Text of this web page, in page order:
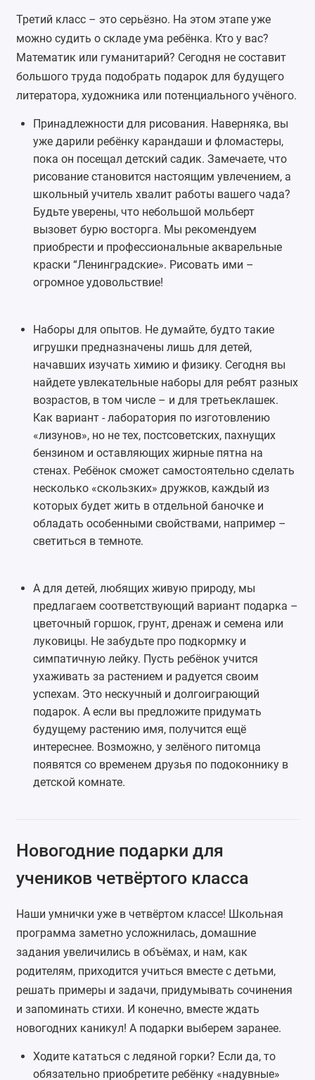
Третий класс – это серьёзно. На этом этапе уже
можно судить о складе ума ребёнка. Кто у вас?
Математик или гуманитарий? Сегодня не составит
большого труда подобрать подарок для будущего
литератора, художника или потенциального учёного.
Принадлежности для рисования. Наверняка, вы
уже дарили ребёнку карандаши и фломастеры,
пока он посещал детский садик. Замечаете, что
рисование становится настоящим увлечением, а
школьный учитель хвалит работы вашего чада?
Будьте уверены, что небольшой мольберт
вызовет бурю восторга. Мы рекомендуем
приобрести и профессиональные акварельные
краски “Ленинградские». Рисовать ими –
огромное удовольствие!
Наборы для опытов. Не думайте, будто такие
игрушки предназначены лишь для детей,
начавших изучать химию и физику. Сегодня вы
найдете увлекательные наборы для ребят разных
возрастов, в том числе – и для третьеклашек.
Как вариант - лаборатория по изготовлению
«лизунов», но не тех, постсоветских, пахнущих
бензином и оставляющих жирные пятна на
стенах. Ребёнок сможет самостоятельно сделать
несколько «скользких» дружков, каждый из
которых будет жить в отдельной баночке и
обладать особенными свойствами, например –
светиться в темноте.
А для детей, любящих живую природу, мы
предлагаем соответствующий вариант подарка –
цветочный горшок, грунт, дренаж и семена или
луковицы. Не забудьте про подкормку и
симпатичную лейку. Пусть ребёнок учится
ухаживать за растением и радуется своим
успехам. Это нескучный и долгоиграющий
подарок. А если вы предложите придумать
будущему растению имя, получится ещё
интереснее. Возможно, у зелёного питомца
появятся со временем друзья по подоконнику в
детской комнате.
Новогодние подарки для
учеников четвёртого класса
Наши умнички уже в четвёртом классе! Школьная
программа заметно усложнилась, домашние
задания увеличились в объёмах, и нам, как
родителям, приходится учиться вместе с детьми,
решать примеры и задачи, придумывать сочинения
и запоминать стихи. И конечно, вместе ждать
новогодних каникул! А подарки выберем заранее.
Ходите кататься с ледяной горки? Если да, то
обязательно приобретите ребёнку «надувные»